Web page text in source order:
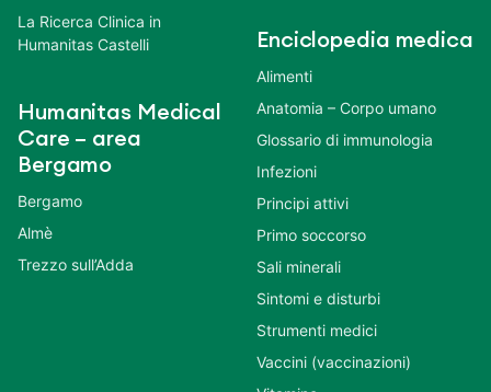
La Ricerca Clinica in
Humanitas Castelli
Humanitas Medical
Care – area
Bergamo
Bergamo
Almè
Trezzo sull’Adda
Enciclopedia medica
Alimenti
Anatomia – Corpo umano
Glossario di immunologia
Infezioni
Principi attivi
Primo soccorso
Sali minerali
Sintomi e disturbi
Strumenti medici
Vaccini (vaccinazioni)